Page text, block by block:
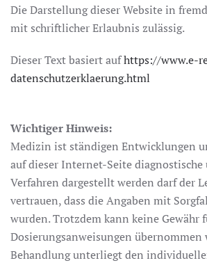
Die Darstellung dieser Website in
mit schriftlicher Erlaubnis zulässig.
Dieser Text basiert aufhttps://www.e-
datenschutzerklaerung.html
Wichtiger Hinweis:
Medizin ist ständigen Entwicklungen
auf dieser Internet-Seite diagnostische
Verfahren dargestellt werden darf der
vertrauen, dass die Angaben mit
wurden. Trotzdem kann keine Gewähr
Dosierungsanweisungen übernommen
Behandlung unterliegt den